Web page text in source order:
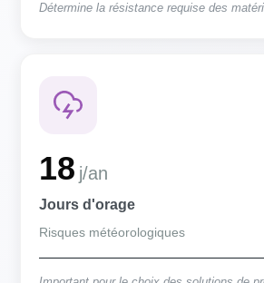
Détermine la résistance requise des
18 j/an
Jours d'orage
Risques météorologiques